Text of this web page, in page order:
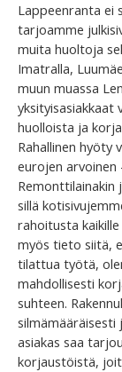
Lappeenranta ei
tarjoamme
muita huoltoja
Imatralla,
muun muassa
yksityisasiakkaat
huolloista ja
Rahallinen hyöty
eurojen arvoinen
Remonttilainakin
sillä
rahoitusta
myös tieto siitä,
tilattua työtä,
mahdollisesti
suhteen.
silmämääräisesti
asiakas saa
korjaustöistä,